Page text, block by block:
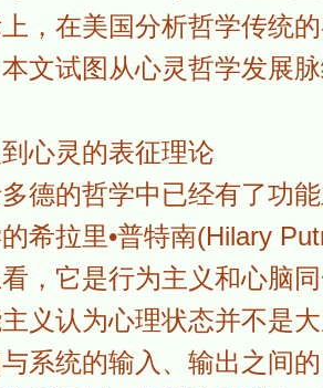
，在美国分析哲学传统
文试图从心灵哲学发展
心灵的表征理论
德的哲学中已经有了功
希拉里•普特南(Hilary
，它是行为主义和心脑
义认为心理状态并不是
系统的输入、输出之间